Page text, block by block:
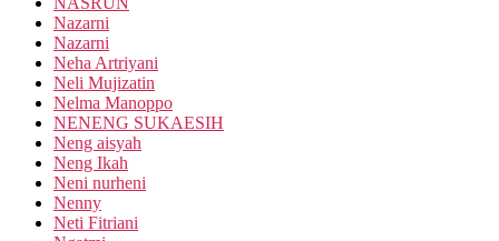
Nazarni
Nazarni
Neha Artriyani
Neli Mujizatin
Nelma Manoppo
NENENG SUKAESIH
Neng aisyah
Neng Ikah
Neni nurheni
Nenny
Neti Fitriani